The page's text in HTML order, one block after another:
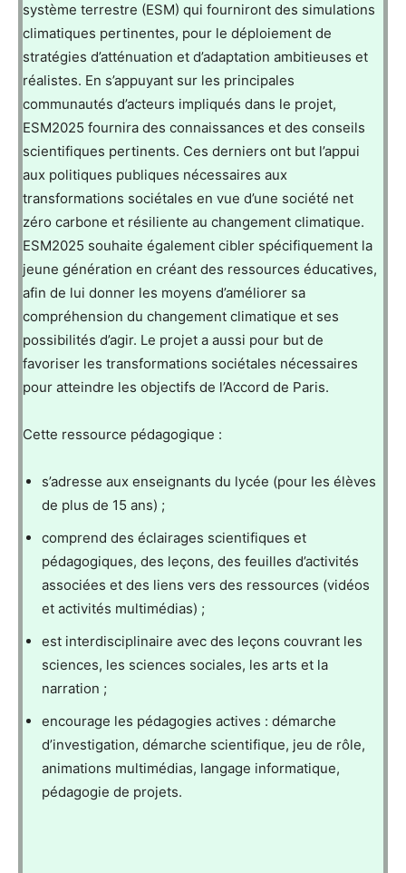
système terrestre (ESM) qui fourniront des simulations
climatiques pertinentes, pour le déploiement de
stratégies d’atténuation et d’adaptation ambitieuses et
réalistes. En s’appuyant sur les principales
communautés d’acteurs impliqués dans le projet,
ESM2025 fournira des connaissances et des conseils
scientifiques pertinents. Ces derniers ont but l’appui
aux politiques publiques nécessaires aux
transformations sociétales en vue d’une société net
zéro carbone et résiliente au changement climatique.
ESM2025 souhaite également cibler spécifiquement la
jeune génération en créant des ressources éducatives,
afin de lui donner les moyens d’améliorer sa
compréhension du changement climatique et ses
possibilités d’agir. Le projet a aussi pour but de
favoriser les transformations sociétales nécessaires
pour atteindre les objectifs de l’Accord de Paris.
Cette ressource pédagogique :
s’adresse aux enseignants du lycée (pour les élèves
de plus de 15 ans) ;
comprend des éclairages scientifiques et
pédagogiques, des leçons, des feuilles d’activités
associées et des liens vers des ressources (vidéos
et activités multimédias) ;
est interdisciplinaire avec des leçons couvrant les
sciences, les sciences sociales, les arts et la
narration ;
encourage les pédagogies actives : démarche
d’investigation, démarche scientifique, jeu de rôle,
animations multimédias, langage informatique,
pédagogie de projets.